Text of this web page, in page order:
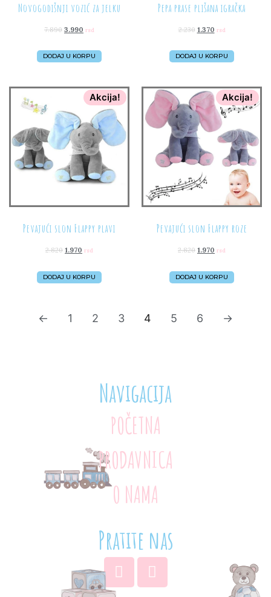
Novogodišnji vozić za jelku
7.890 3.990 rsd
DODAJ U KORPU
Pepa prase plišana igračka
2.230 1.370 rsd
DODAJ U KORPU
Akcija!
Pevajući slon Flappy plavi
2.820 1.970 rsd
DODAJ U KORPU
Akcija!
Pevajući slon Flappy roze
2.820 1.970 rsd
DODAJ U KORPU
← 1 2 3 4 5 6 →
Navigacija
POČETNA
PRODAVNICA
O NAMA
Pratite nas